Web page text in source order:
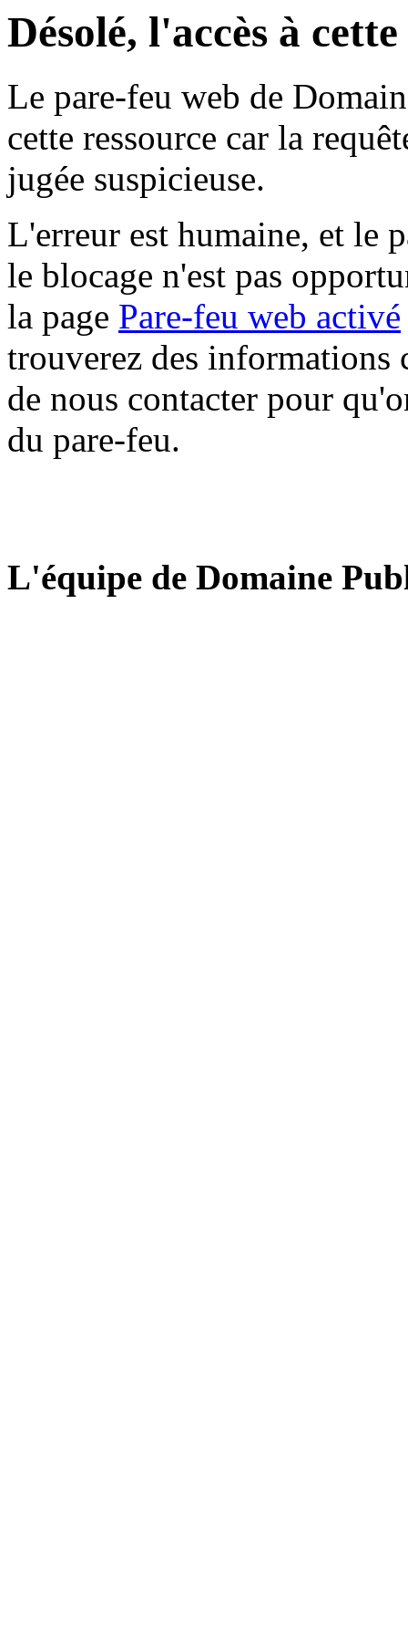
Désolé, l'accès à
Le pare-feu web de
cette ressource car la
jugée suspicieuse.
L'erreur est humaine, et le
le blocage n'est pas
la page Pare-feu web activé
trouverez des informations
de nous contacter pour
du pare-feu.
L'équipe de Domaine